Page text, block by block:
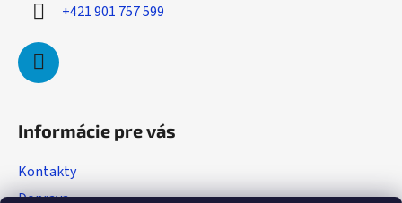
+421 901 757 599
Informácie pre vás
Kontakty
Doprava